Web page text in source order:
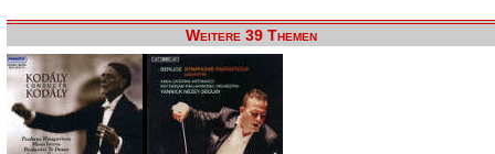
Weitere 39 Themen